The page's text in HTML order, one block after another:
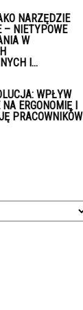
NARZĘDZIE
– NIETYPOWE
W
I...
WPŁYW
ERGONOMIĘ I
PRACOWNIKÓW